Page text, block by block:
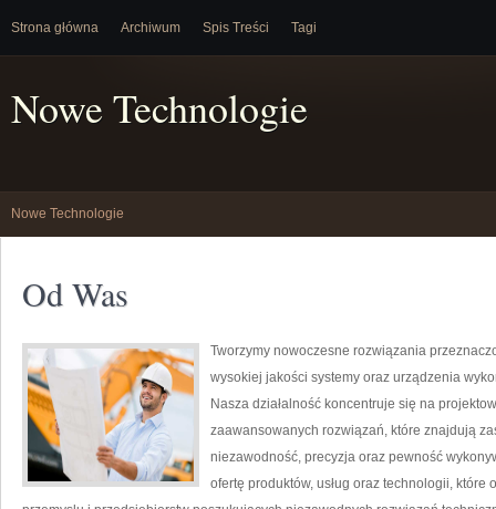
Strona główna Archiwum Spis Treści Tagi
Nowe Technologie
Nowe Technologie
Od Was
Tworzymy nowoczesne rozwiązania
wysokiej jakości systemy oraz urządzenia
Nasza działalność koncentruje się na
zaawansowanych rozwiązań, które znajdują
niezawodność, precyzja oraz pewność
ofertę produktów, usług oraz technologii,